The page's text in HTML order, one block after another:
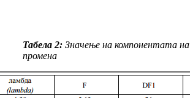
Табела 2: Значење на компонентата на
промена